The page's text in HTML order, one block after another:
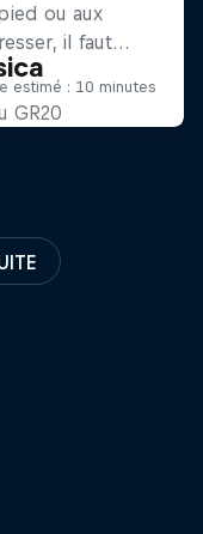
GR20